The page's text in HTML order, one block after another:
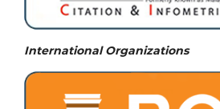
International Organizations